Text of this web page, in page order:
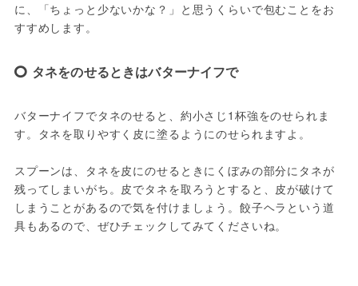
に、「ちょっと少ないかな？」と思うくらいで包むことをお
すすめします。
タネをのせるときはバターナイフで
バターナイフでタネのせると、約小さじ1杯強をのせられま
す。タネを取りやすく皮に塗るようにのせられますよ。
スプーンは、タネを皮にのせるときにくぼみの部分にタネが
残ってしまいがち。皮でタネを取ろうとすると、皮が破けて
しまうことがあるので気を付けましょう。餃子ヘラという道
具もあるので、ぜひチェックしてみてくださいね。